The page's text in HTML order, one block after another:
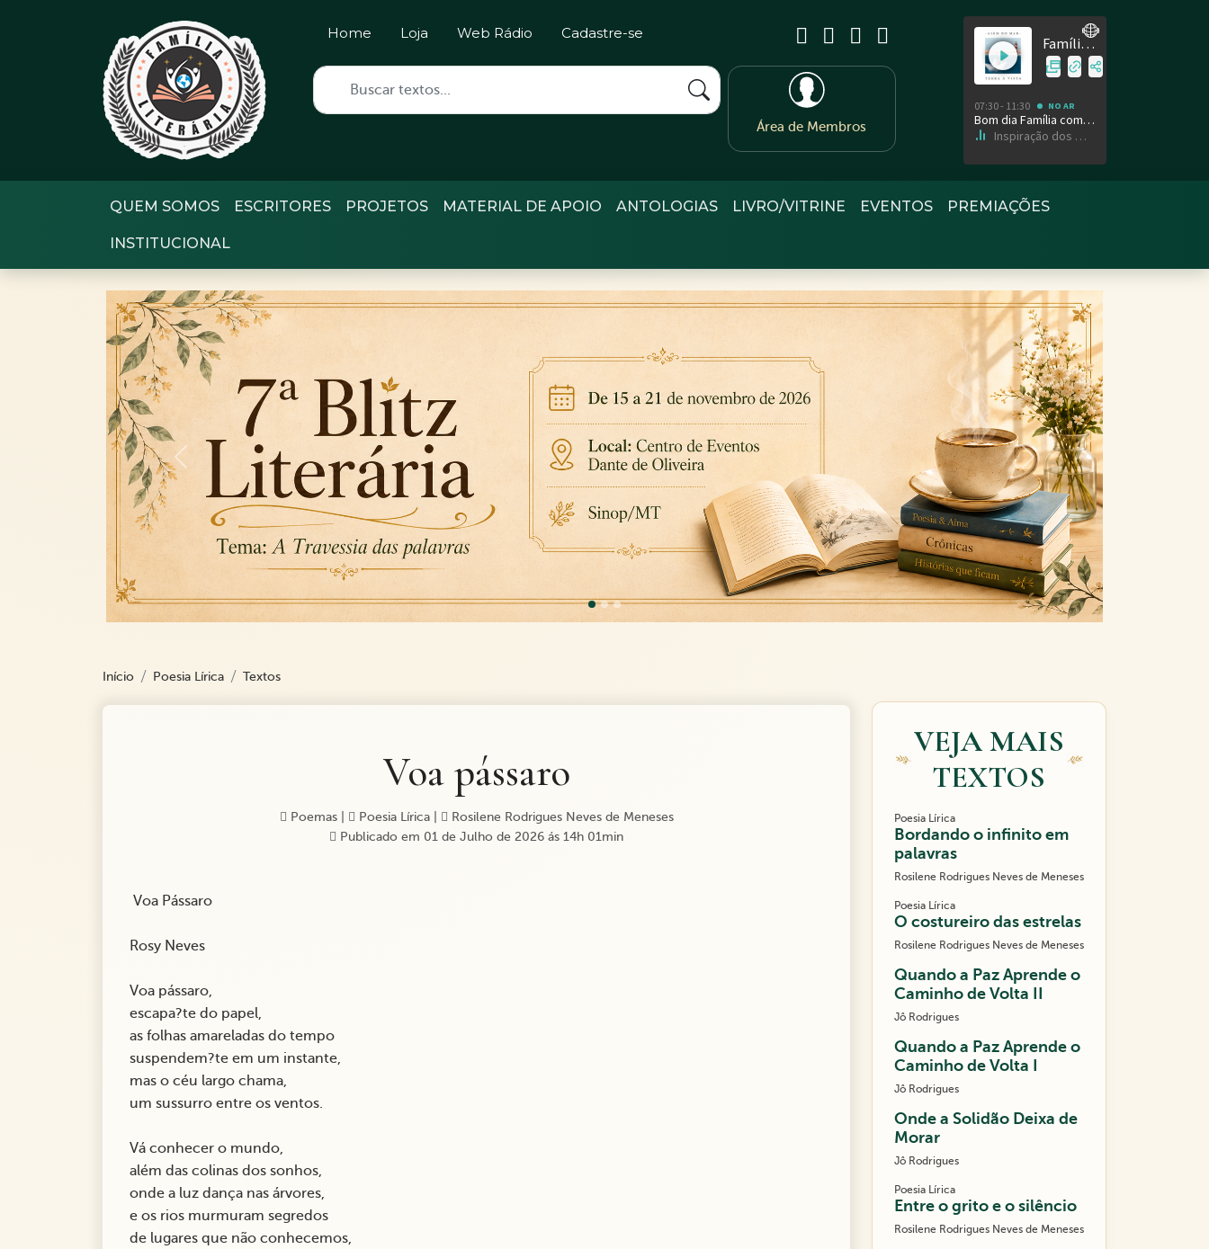
Home Loja Web Rádio Cadastre-se
Área de Membros
QUEM SOMOS ESCRITORES PROJETOS MATERIAL DE APOIO ANTOLOGIAS LIVRO/VITRINE EVENTOS PREMIAÇÕES
INSTITUCIONAL
Previous Next
Início Poesia Lírica Textos
Voa pássaro
Poemas| Poesia Lírica
Rosilene Rodrigues Neves de Meneses
Publicado em 01 de Julho de 2026 ás 14h 01min
Voa Pássaro
Rosy Neves
Voa pássaro,
escapa?te do papel,
as folhas amareladas do tempo
suspendem?te em um instante,
mas o céu largo chama,
um sussurro entre os ventos.
Vá conhecer o mundo,
além das colinas dos sonhos,
onde a luz dança nas árvores,
e os rios murmuram segredos
de lugares que não conhecemos,
VEJA MAIS
TEXTOS
Poesia Lírica
Bordando o infinito em
palavras
Rosilene Rodrigues Neves de Meneses
Poesia Lírica
O costureiro das estrelas
Rosilene Rodrigues Neves de Meneses
Quando a Paz Aprende o
Caminho de Volta II
Jô Rodrigues
Quando a Paz Aprende o
Caminho de Volta I
Jô Rodrigues
Onde a Solidão Deixa de
Morar
Jô Rodrigues
Poesia Lírica
Entre o grito e o silêncio
Rosilene Rodrigues Neves de Meneses